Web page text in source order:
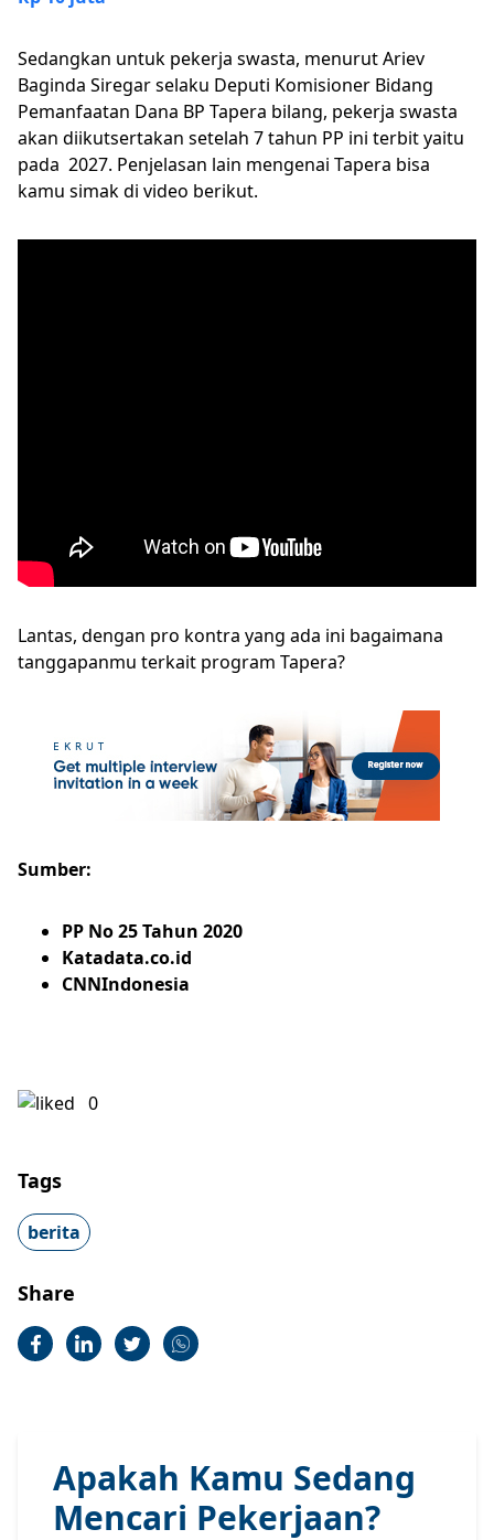
Sedangkan untuk pekerja swasta, menurut Ariev
Baginda Siregar selaku Deputi Komisioner Bidang
Pemanfaatan Dana BP Tapera bilang, pekerja swasta
akan diikutsertakan setelah 7 tahun PP ini terbit yaitu
pada 2027. Penjelasan lain mengenai Tapera bisa
kamu simak di video berikut.
Lantas, dengan pro kontra yang ada ini bagaimana
tanggapanmu terkait program Tapera?
Sumber:
PP No 25 Tahun 2020
Katadata.co.id
CNNIndonesia
0
Tags
berita
Share
Apakah Kamu Sedang
Mencari Pekerjaan?